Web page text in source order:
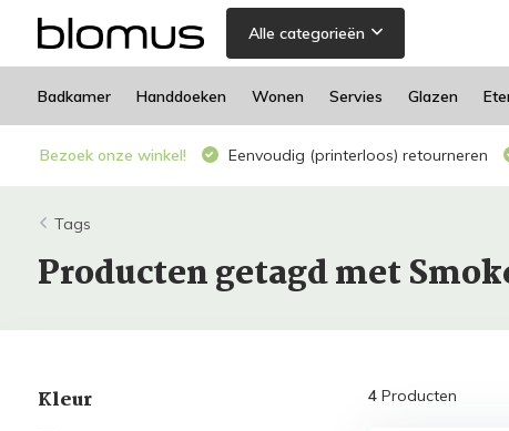
Alle categorieën
Badkamer Handdoeken Wonen Servies Glazen
Bezoek onze winkel! Eenvoudig (printerloos) retourneren
Tags
Producten getagd met
Kleur 4Producten